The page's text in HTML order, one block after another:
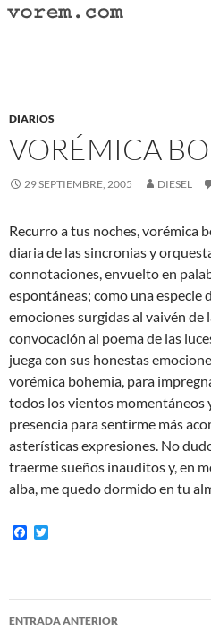
Saltar
DIARIOS
VORÉMICA
29 SEPTIEMBRE, 2005 DIESEL
Recurro a tus noches, vorémica
diaria de las sincronias y
connotaciones, envuelto en
espontáneas; como una especie
emociones surgidas al vaivén de
convocación al poema de las
juega con sus honestas
vorémica bohemia, para
todos los vientos momentáneos
presencia para sentirme más
asterísticas expresiones. No
traerme sueños inauditos y, en
alba, me quedo dormido en tu
F
o
o
e
r
Navegación
ENTRADA ANTERIOR